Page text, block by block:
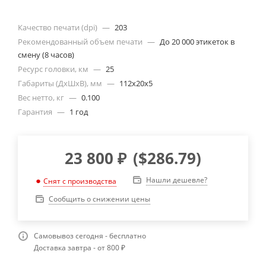
Качество печати (dpi) — 203
Рекомендованный объем печати — До 20 000 этикеток в
смену (8 часов)
Ресурс головки, км — 25
Габариты (ДхШхВ), мм — 112x20x5
Вес нетто, кг — 0.100
Гарантия — 1 год
23 800 ₽ ($286.79)
Снят с производства
Нашли дешевле?
Сообщить о снижении цены
Самовывоз сегодня - бесплатно
Доставка завтра - от 800 ₽